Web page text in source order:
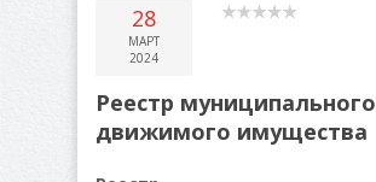
28
МАРТ
2024
Реестр муниципального
движимого имущества